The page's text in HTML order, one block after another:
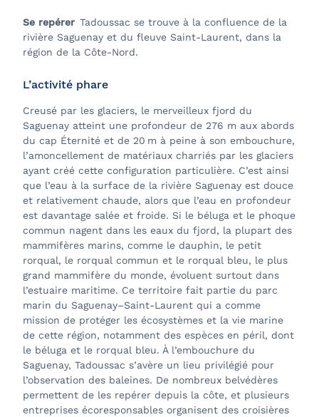
Se repérer Tadoussac se trouve à la confluence de la
rivière Saguenay et du fleuve Saint-Laurent, dans la
région de la Côte-Nord.
L’activité phare
Creusé par les glaciers, le merveilleux fjord du
Saguenay atteint une profondeur de 276 m aux abords
du cap Éternité et de 20 m à peine à son embouchure,
l’amoncellement de matériaux charriés par les glaciers
ayant créé cette configuration particulière. C’est ainsi
que l’eau à la surface de la rivière Saguenay est douce
et relativement chaude, alors que l’eau en profondeur
est davantage salée et froide. Si le béluga et le phoque
commun nagent dans les eaux du fjord, la plupart des
mammifères marins, comme le dauphin, le petit
rorqual, le rorqual commun et le rorqual bleu, le plus
grand mammifère du monde, évoluent surtout dans
l’estuaire maritime. Ce territoire fait partie du parc
marin du Saguenay–Saint-Laurent qui a comme
mission de protéger les écosystèmes et la vie marine
de cette région, notamment des espèces en péril, dont
le béluga et le rorqual bleu. À l’embouchure du
Saguenay, Tadoussac s’avère un lieu privilégié pour
l’observation des baleines. De nombreux belvédères
permettent de les repérer depuis la côte, et plusieurs
entreprises écoresponsables organisent des croisières